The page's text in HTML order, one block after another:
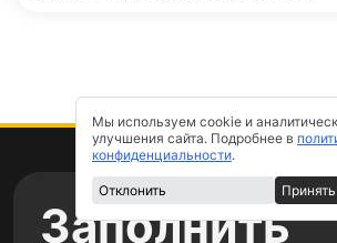
Заполнить
Мы используем cookie и
улучшения сайта. Подробнее в
конфиденциальности.
Отклонить Принять